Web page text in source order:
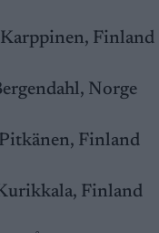
Finland
Norge
Finland
Finland